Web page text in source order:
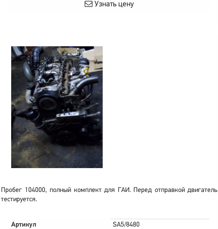
Узнать цену
Пробег 104000, полный комплект для ГАИ. Перед отправкой двигатель
тестируется.
Артикул
SA5/8480